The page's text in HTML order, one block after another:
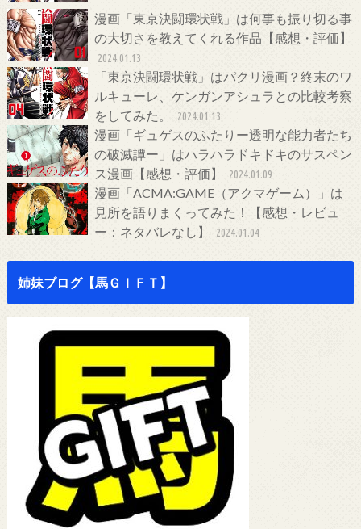
漫画「東京決闘環状戦」は何事も振り切る事
の大切さを教えてくれる作品【感想・評価】
2024.01.13
「東京決闘環状戦」はパクリ漫画？終末のワ
ルキューレ、ケンガンアシュラとの比較考察
をしてみた。
2024.01.13
漫画「ギュゲスのふたりー透明な能力者たち
の破滅譚ー」はハラハラドキドキのサスペン
ス漫画【感想・評価】
2024.01.09
漫画「ACMA:GAME（アクマゲーム）」は
見所を語りまくってみた！【感想・レビュ
ー：ネタバレなし】
2024.01.04
姉妹ブログ【馬ＧＩＦＴ】